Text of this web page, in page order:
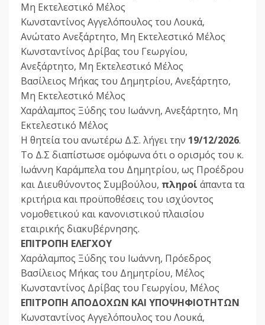
Μη Εκτελεστικό Μέλος
Κωνσταντίνος Αγγελόπουλος του Λουκά,
Ανώτατο Ανεξάρτητο, Μη Εκτελεστικό Μέλος
Κωνσταντίνος Δρίβας του Γεωργίου,
Ανεξάρτητο, Μη Εκτελεστικό Μέλος
Βασίλειος Μήκας του Δημητρίου, Ανεξάρτητο,
Μη Εκτελεστικό Μέλος
Χαράλαμπος Ξύδης του Ιωάννη, Ανεξάρτητο, Μη
Εκτελεστικό Μέλος
Η θητεία του ανωτέρω Δ.Σ. λήγει την 19/12/2026.
Το Δ.Σ διαπίστωσε ομόφωνα ότι ο ορισμός του κ.
Ιωάννη Καράμπελα του Δημητρίου, ως Προέδρου
και Διευθύνοντος Συμβούλου, πληροί άπαντα τα
κριτήρια και προϋποθέσεις του ισχύοντος
νομοθετικού και κανονιστικού πλαισίου
εταιρικής διακυβέρνησης.
ΕΠΙΤΡΟΠΗ ΕΛΕΓΧΟΥ
Χαράλαμπος Ξύδης του Ιωάννη, Πρόεδρος
Βασίλειος Μήκας του Δημητρίου, Μέλος
Κωνσταντίνος Δρίβας του Γεωργίου, Μέλος
ΕΠΙΤΡΟΠΗ ΑΠΟΔΟΧΩΝ ΚΑΙ ΥΠΟΨΗΦΙΟΤΗΤΩΝ
Κωνσταντίνος Αγγελόπουλος του Λουκά,